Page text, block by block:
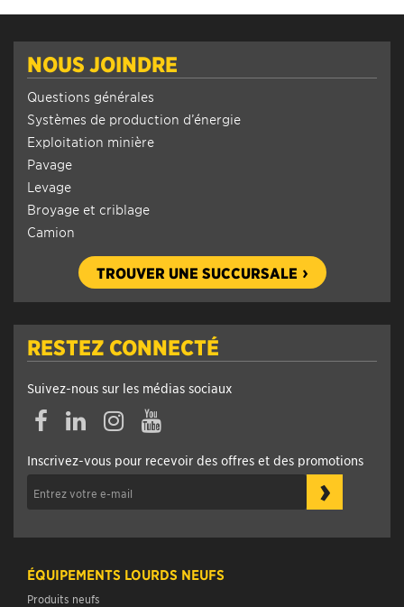
NOUS JOINDRE
Questions générales
Systèmes de production d’énergie
Exploitation minière
Pavage
Levage
Broyage et criblage
Camion
TROUVER UNE SUCCURSALE
RESTEZ CONNECTÉ
Suivez-nous sur les médias sociaux
Inscrivez-vous pour recevoir des offres et des promotions
›
ÉQUIPEMENTS LOURDS NEUFS
Produits neufs